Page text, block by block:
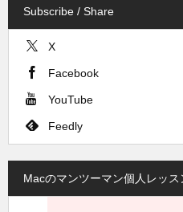
Subscribe / Share
X
Facebook
YouTube
Feedly
Macのマンツーマン個人レッス